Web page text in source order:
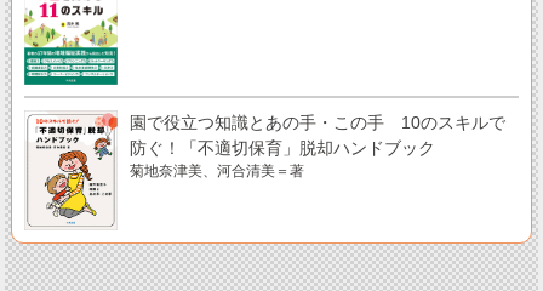
園で役立つ知識とあの手・この手 10のスキルで
防ぐ！「不適切保育」脱却ハンドブック
菊地奈津美、河合清美＝著